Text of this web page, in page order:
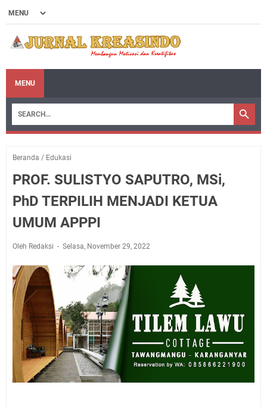
MENU
Beranda / Edukasi
PROF. SULISTYO SAPUTRO, MSi,
PhD TERPILIH MENJADI KETUA
UMUM APPPI
Oleh Redaksi Selasa, November 29, 2022